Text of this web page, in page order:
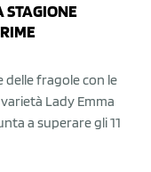
STAGIONE
delle fragole con le
Lady Emma
a superare gli 11